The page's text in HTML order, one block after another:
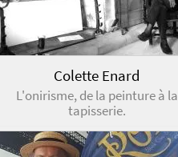
Colette Enard
L'onirisme, de la peinture à la
tapisserie.